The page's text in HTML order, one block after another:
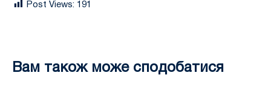
Post Views: 191
Вам також може сподобатися